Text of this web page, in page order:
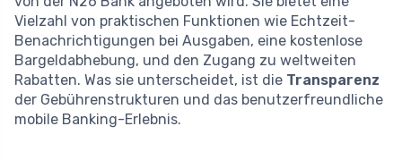
Vielzahl von praktischen Funktionen wie Echtzeit-
Benachrichtigungen bei Ausgaben, eine kostenlose
Bargeldabhebung, und den Zugang zu weltweiten
Rabatten. Was sie unterscheidet, ist die Transparenz
der Gebührenstrukturen und das benutzerfreundliche
mobile Banking-Erlebnis.